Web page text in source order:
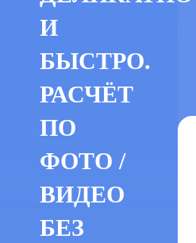
И
БЫСТРО.
РАСЧЁТ
ПО
ФОТО /
ВИДЕО
БЕЗ